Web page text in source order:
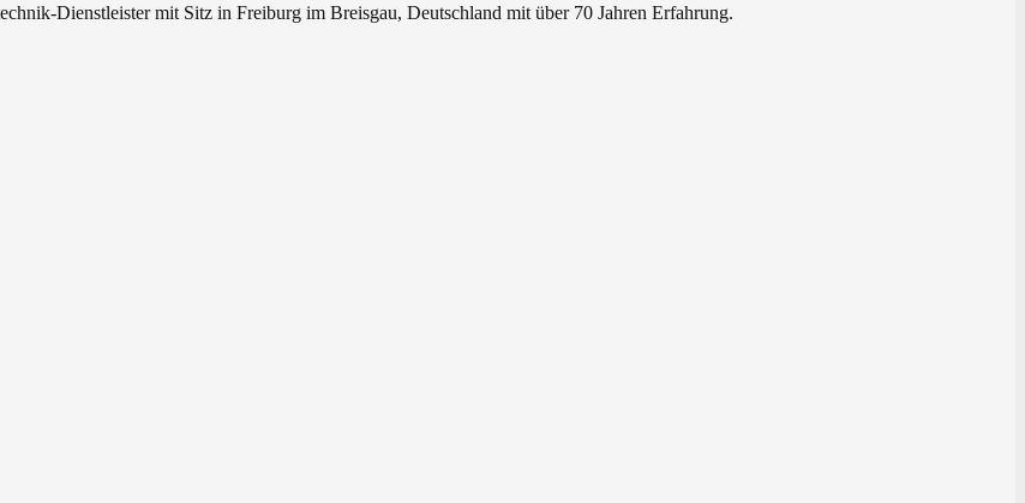
Dienstleister mit Sitz in Freiburg im Breisgau, Deutschland mit über 70 Jahren Erfahrung.